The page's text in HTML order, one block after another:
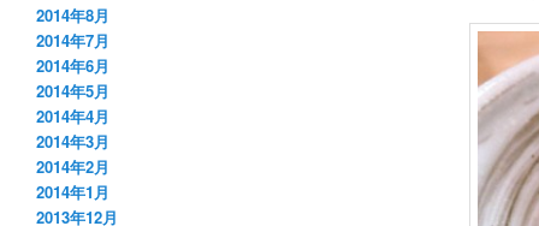
2014年8月
2014年7月
2014年6月
2014年5月
2014年4月
2014年3月
2014年2月
2014年1月
2013年12月